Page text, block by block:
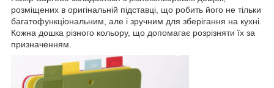
розміщених в оригінальній підставці, що робить його не тільки
багатофункціональним, але і зручним для зберігання на кухні.
Кожна дошка різного кольору, що допомагає розрізняти їх за
призначенням.